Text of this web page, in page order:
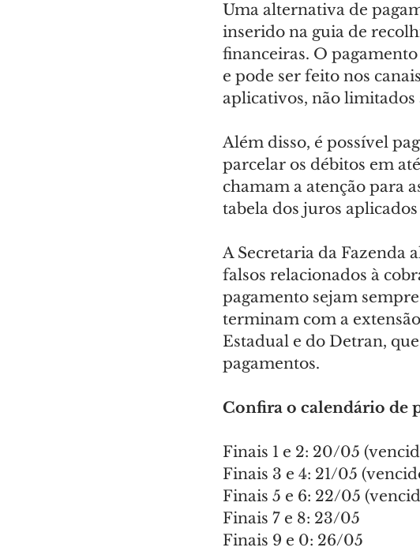
Uma alternativa de
inserido na guia de
financeiras. O
e pode ser feito nos
aplicativos, não limitados
Além disso, é possível
parcelar os débitos em
chamam a atenção para
tabela dos juros
A Secretaria da Fazenda
falsos relacionados à
pagamento sejam
terminam com a
Estadual e do Detran,
pagamentos.
Confira o calendário de
Finais 1 e 2: 20/05
Finais 3 e 4: 21/05
Finais 5 e 6: 22/05
Finais 7 e 8: 23/05
Finais 9 e 0: 26/05